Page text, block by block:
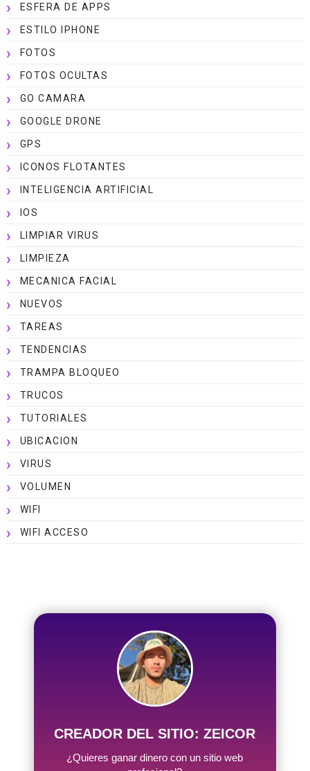
ESFERA DE APPS
ESTILO IPHONE
FOTOS
FOTOS OCULTAS
GO CAMARA
GOOGLE DRONE
GPS
ICONOS FLOTANTES
INTELIGENCIA ARTIFICIAL
IOS
LIMPIAR VIRUS
LIMPIEZA
MECANICA FACIAL
NUEVOS
TAREAS
TENDENCIAS
TRAMPA BLOQUEO
TRUCOS
TUTORIALES
UBICACION
VIRUS
VOLUMEN
WIFI
WIFI ACCESO
CREADOR DEL SITIO: ZEICOR
¿Quieres ganar dinero con un sitio web